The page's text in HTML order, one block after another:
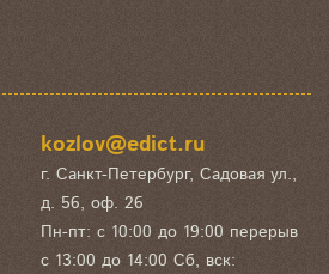
kozlov@edict.ru
г. Санкт-Петербург, Садовая ул.,
д. 56, оф. 26
Пн-пт: с 10:00 до 19:00 перерыв
с 13:00 до 14:00 Сб, вск: